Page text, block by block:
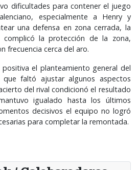
dificultades para contener el juego
especialmente a Henry y
una defensa en zona cerrada, la
complicó la protección de la zona,
frecuencia cerca del aro.
el planteamiento general del
que faltó ajustar algunos aspectos
del rival condicionó el resultado
igualado hasta los últimos
decisivos el equipo no logró
para completar la remontada.